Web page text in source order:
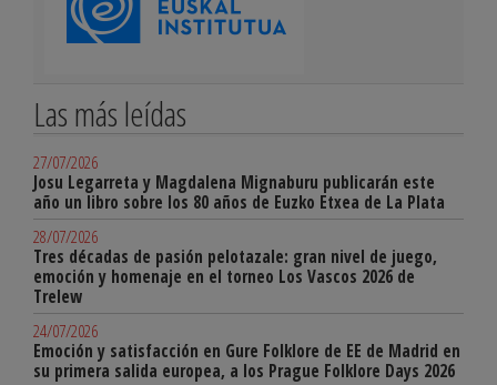
Las más leídas
27/07/2026
Josu Legarreta y Magdalena Mignaburu publicarán este
año un libro sobre los 80 años de Euzko Etxea de La Plata
28/07/2026
Tres décadas de pasión pelotazale: gran nivel de juego,
emoción y homenaje en el torneo Los Vascos 2026 de
Trelew
24/07/2026
Emoción y satisfacción en Gure Folklore de EE de Madrid en
su primera salida europea, a los Prague Folklore Days 2026